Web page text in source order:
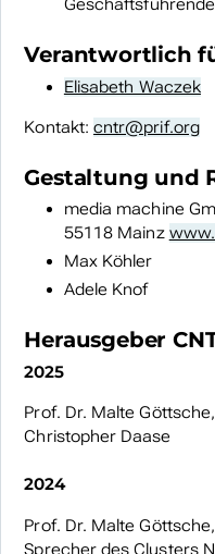
Verantwortlich
Elisabeth Waczek
Kontakt:cntr@prif.org
Gestaltung und
media machine
55118 Mainz
Max Köhler
Adele Knof
Herausgeber
2025
Prof. Dr. Malte
Christopher Daase
2024
Prof. Dr. Malte
Sprecher des Clusters